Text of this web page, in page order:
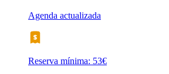
Agenda actualizada
Reserva mínima: 53€